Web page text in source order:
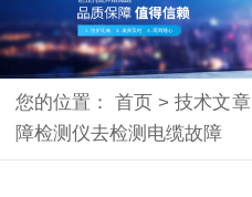
您的位置：首页 > 技术文章
障检测仪去检测电缆故障